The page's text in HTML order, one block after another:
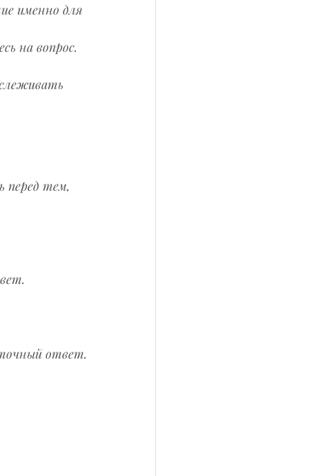
именно для
на вопрос.
перед тем,
ответ.